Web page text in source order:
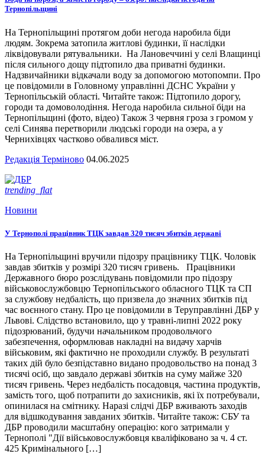
Тернопільщині
На Тернопільщині протягом доби негода наробила біди
людям. Зокрема затопила житлові будинки, її наслідки
ліквідовували рятувальники. На Лановеччині у селі Влащинці
після сильного дощу підтопило два приватні будинки.
Надзвичайники відкачали воду за допомогою мотопомпи. Про
це повідомили в Головному управлінні ДСНС України у
Тернопільській області. Читайте також: Підтопило дорогу,
городи та домоволодіння. Негода наробила сильної біди на
Тернопільщині (фото, відео) Також 3 червня гроза з громом у
селі Синява перетворили людські городи на озера, а у
Чернихівцях частково обвалився міст.
Редакція Терміново 04.06.2025
trending_flat
Новини
У Тернополі працівник ТЦК завдав 320 тисяч збитків державі
На Тернопільщині вручили підозру працівнику ТЦК. Чоловік
завдав збитків у розмірі 320 тисяч гривень. Працівники
Державного бюро розслідувань повідомили про підозру
військовослужбовцю Тернопільського обласного ТЦК та СП
за службову недбалість, що призвела до значних збитків під
час воєнного стану. Про це повідомили в Теруправлінні ДБР у
Львові. Слідство встановило, що у травні-липні 2022 року
підозрюваний, будучи начальником продовольчого
забезпечення, оформлював накладні на видачу харчів
військовим, які фактично не проходили службу. В результаті
таких дій було безпідставно видано продовольство на понад 3
тисячі осіб, що завдало державі збитків на суму майже 320
тисяч гривень. Через недбалість посадовця, частина продуктів,
замість того, щоб потрапити до захисників, які їх потребували,
опинилася на смітнику. Наразі слідчі ДБР вживають заходів
для відшкодування завданих збитків. Читайте також: СБУ та
ДБР проводили масштабну операцію: кого затримали у
Тернополі "Дії військовослужбовця кваліфіковано за ч. 4 ст.
425 Кримінального […]